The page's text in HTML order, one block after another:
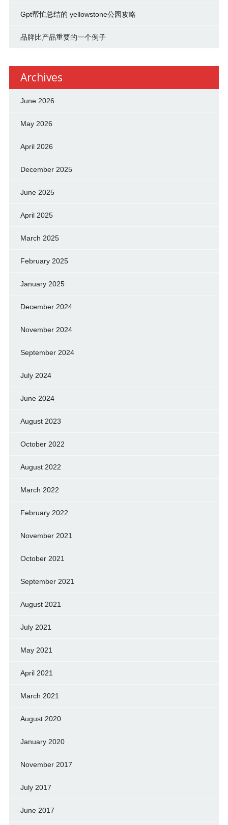
Gpt帮忙总结的 yellowstone公园攻略
品牌比产品重要的一个例子
Archives
June 2026
May 2026
April 2026
December 2025
June 2025
April 2025
March 2025
February 2025
January 2025
December 2024
November 2024
September 2024
July 2024
June 2024
August 2023
October 2022
August 2022
March 2022
February 2022
November 2021
October 2021
September 2021
August 2021
July 2021
May 2021
April 2021
March 2021
August 2020
January 2020
November 2017
July 2017
June 2017